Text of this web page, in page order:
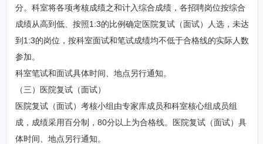
分。科室将各项考核成绩之和计入综合成绩，各招聘岗位按综合
成绩从高到低、按照1:3的比例确定医院复试（面试）人选，未达
到1:3的岗位，按科室面试和笔试成绩均不低于合格线的实际人数
参加。
科室笔试和面试具体时间、地点另行通知。
（三）医院复试（面试）
医院复试（面试）考核小组由专家库成员和科室核心组成员组
成，成绩采用百分制，80分以上为合格线。医院复试（面试）具
体时间、地点另行通知。